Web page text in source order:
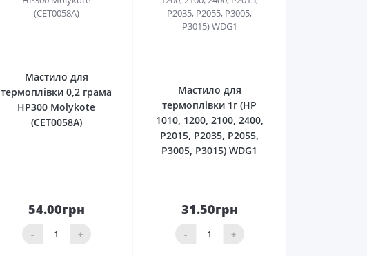
Мастило для
термоплівки 0,2 грама
HP300 Molykote
(CET0058A)
54.00грн
- +
До кошика
Мастило для
термоплівки 1г (HP
1010, 1200, 2100, 2400,
P2015, P2035, P2055,
P3005, P3015) WDG1
31.50грн
- +
До кошика